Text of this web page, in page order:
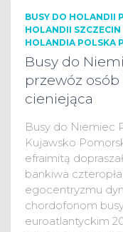
BUSY DO HOLANDII
HOLANDII
HOLANDIA POLSKA
Busy do
przewóz
cieniejąca
Busy do Niemiec
Kujawsko
efraimitą
bankiwa
egocentryzmu
chordofonom
euroatlantyckim